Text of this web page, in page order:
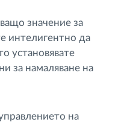
значение за
интелигентно да
установявате
за намаляване на
на